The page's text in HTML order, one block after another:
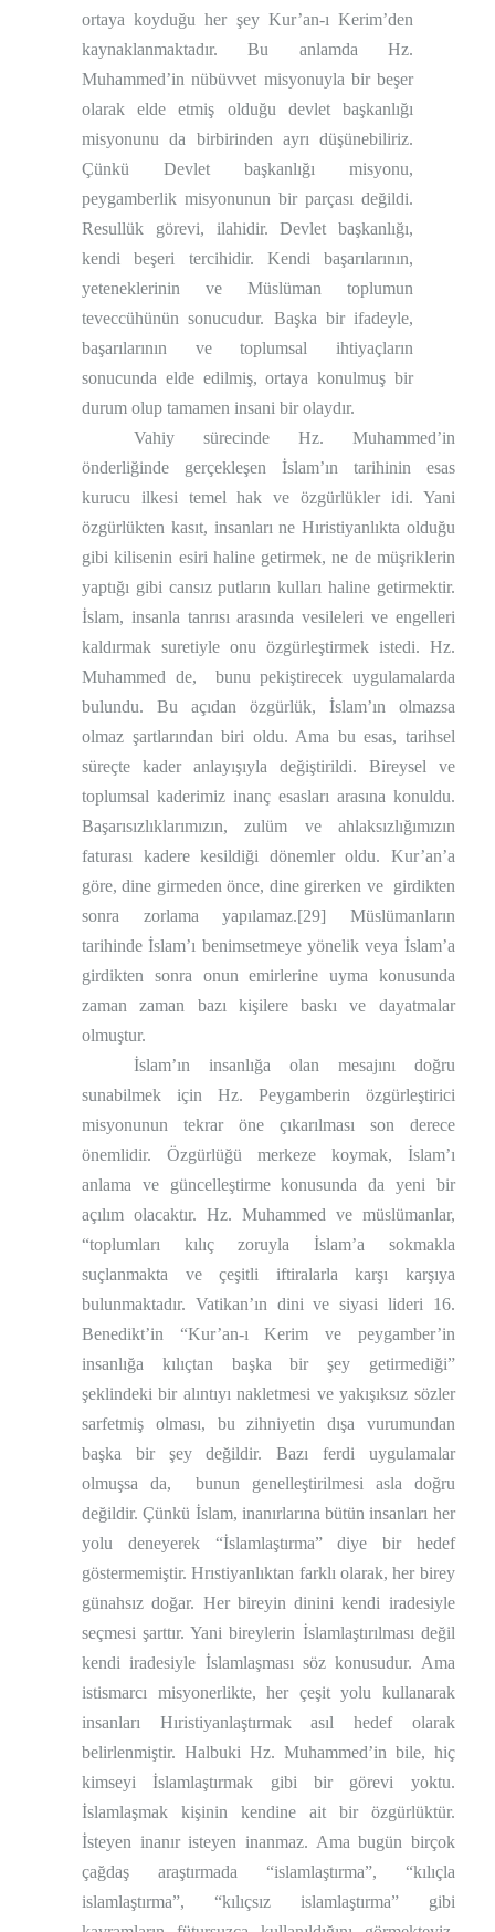
ortaya koyduğu her şey Kur’an-ı Kerim’den
kaynaklanmaktadır. Bu anlamda Hz.
Muhammed’in nübüvvet misyonuyla bir beşer
olarak elde etmiş olduğu devlet başkanlığı
misyonunu da birbirinden ayrı düşünebiliriz.
Çünkü Devlet başkanlığı misyonu,
peygamberlik misyonunun bir parçası değildi.
Resullük görevi, ilahidir. Devlet başkanlığı,
kendi beşeri tercihidir. Kendi başarılarının,
yeteneklerinin ve Müslüman toplumun
teveccühünün sonucudur. Başka bir ifadeyle,
başarılarının ve toplumsal ihtiyaçların
sonucunda elde edilmiş, ortaya konulmuş bir
durum olup tamamen insani bir olaydır.
Vahiy sürecinde Hz. Muhammed’in
önderliğinde gerçekleşen İslam’ın tarihinin esas
kurucu ilkesi temel hak ve özgürlükler idi. Yani
özgürlükten kasıt, insanları ne Hıristiyanlıkta olduğu
gibi kilisenin esiri haline getirmek, ne de müşriklerin
yaptığı gibi cansız putların kulları haline getirmektir.
İslam, insanla tanrısı arasında vesileleri ve engelleri
kaldırmak suretiyle onu özgürleştirmek istedi. Hz.
Muhammed de,
bunu pekiştirecek uygulamalarda
bulundu. Bu açıdan özgürlük, İslam’ın olmazsa
olmaz şartlarından biri oldu. Ama bu esas, tarihsel
süreçte kader anlayışıyla değiştirildi. Bireysel ve
toplumsal kaderimiz inanç esasları arasına konuldu.
Başarısızlıklarımızın, zulüm ve ahlaksızlığımızın
faturası kadere kesildiği dönemler oldu. Kur’an’a
göre, dine girmeden önce, dine girerken ve girdikten
sonra zorlama yapılamaz.[29] Müslümanların
tarihinde İslam’ı benimsetmeye yönelik veya İslam’a
girdikten sonra onun emirlerine uyma konusunda
zaman zaman bazı kişilere baskı ve dayatmalar
olmuştur.
İslam’ın insanlığa olan mesajını doğru
sunabilmek için Hz. Peygamberin özgürleştirici
misyonunun tekrar öne çıkarılması son derece
önemlidir. Özgürlüğü merkeze koymak, İslam’ı
anlama ve güncelleştirme konusunda da yeni bir
açılım olacaktır. Hz. Muhammed ve müslümanlar,
“toplumları kılıç zoruyla İslam’a sokmakla
suçlanmakta ve çeşitli iftiralarla karşı karşıya
bulunmaktadır. Vatikan’ın dini ve siyasi lideri 16.
Benedikt’in “Kur’an-ı Kerim ve peygamber’in
insanlığa kılıçtan başka bir şey getirmediği”
şeklindeki bir alıntıyı nakletmesi ve yakışıksız sözler
sarfetmiş olması, bu zihniyetin dışa vurumundan
başka bir şey değildir. Bazı ferdi uygulamalar
olmuşsa da,
bunun genelleştirilmesi asla doğru
değildir. Çünkü İslam, inanırlarına bütün insanları her
yolu deneyerek “İslamlaştırma” diye bir hedef
göstermemiştir. Hrıstiyanlıktan farklı olarak, her birey
günahsız doğar. Her bireyin dinini kendi iradesiyle
seçmesi şarttır. Yani bireylerin İslamlaştırılması değil
kendi iradesiyle İslamlaşması söz konusudur. Ama
istismarcı misyonerlikte, her çeşit yolu kullanarak
insanları Hıristiyanlaştırmak asıl hedef olarak
belirlenmiştir. Halbuki Hz. Muhammed’in bile, hiç
kimseyi İslamlaştırmak gibi bir görevi yoktu.
İslamlaşmak kişinin kendine ait bir özgürlüktür.
İsteyen inanır isteyen inanmaz. Ama bugün birçok
çağdaş araştırmada “islamlaştırma”, “kılıçla
islamlaştırma”, “kılıçsız islamlaştırma” gibi